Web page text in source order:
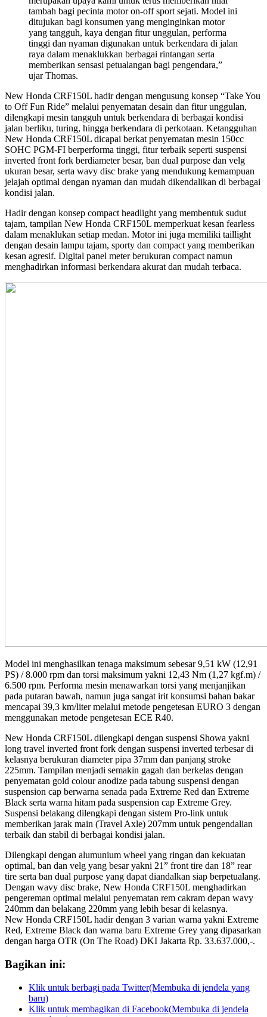
tambah bagi pecinta motor on-off sport sejati. Model ini
ditujukan bagi konsumen yang menginginkan motor
yang tangguh, kaya dengan fitur unggulan, performa
tinggi dan nyaman digunakan untuk berkendara di jalan
raya dalam menaklukkan berbagai rintangan serta
memberikan sensasi petualangan bagi pengendara,”
ujar Thomas.
New Honda CRF150L hadir dengan mengusung konsep “Take You
to Off Fun Ride” melalui penyematan desain dan fitur unggulan,
dilengkapi mesin tangguh untuk berkendara di berbagai kondisi
jalan berliku, turing, hingga berkendara di perkotaan. Ketangguhan
New Honda CRF150L dicapai berkat penyematan mesin 150cc
SOHC PGM-FI berperforma tinggi, fitur terbaik seperti suspensi
inverted front fork berdiameter besar, ban dual purpose dan velg
ukuran besar, serta wavy disc brake yang mendukung kemampuan
jelajah optimal dengan nyaman dan mudah dikendalikan di berbagai
kondisi jalan.
Hadir dengan konsep compact headlight yang membentuk sudut
tajam, tampilan New Honda CRF150L memperkuat kesan fearless
dalam menaklukan setiap medan. Motor ini juga memiliki taillight
dengan desain lampu tajam, sporty dan compact yang memberikan
kesan agresif. Digital panel meter berukuran compact namun
menghadirkan informasi berkendara akurat dan mudah terbaca.
Model ini menghasilkan tenaga maksimum sebesar 9,51 kW (12,91
PS) / 8.000 rpm dan torsi maksimum yakni 12,43 Nm (1,27 kgf.m) /
6.500 rpm. Performa mesin menawarkan torsi yang menjanjikan
pada putaran bawah, namun juga sangat irit konsumsi bahan bakar
mencapai 39,3 km/liter melalui metode pengetesan EURO 3 dengan
menggunakan metode pengetesan ECE R40.
New Honda CRF150L dilengkapi dengan suspensi Showa yakni
long travel inverted front fork dengan suspensi inverted terbesar di
kelasnya berukuran diameter pipa 37mm dan panjang stroke
225mm. Tampilan menjadi semakin gagah dan berkelas dengan
penyematan gold colour anodize pada tabung suspensi dengan
suspension cap berwarna senada pada Extreme Red dan Extreme
Black serta warna hitam pada suspension cap Extreme Grey.
Suspensi belakang dilengkapi dengan sistem Pro-link untuk
memberikan jarak main (Travel Axle) 207mm untuk pengendalian
terbaik dan stabil di berbagai kondisi jalan.
Dilengkapi dengan alumunium wheel yang ringan dan kekuatan
optimal, ban dan velg yang besar yakni 21” front tire dan 18” rear
tire serta ban dual purpose yang dapat diandalkan siap berpetualang.
Dengan wavy disc brake, New Honda CRF150L menghadirkan
pengereman optimal melalui penyematan rem cakram depan wavy
240mm dan belakang 220mm yang lebih besar di kelasnya.
New Honda CRF150L hadir dengan 3 varian warna yakni Extreme
Red, Extreme Black dan warna baru Extreme Grey yang dipasarkan
dengan harga OTR (On The Road) DKI Jakarta Rp. 33.637.000,-.
Bagikan ini:
Klik untuk berbagi pada Twitter(Membuka di jendela yang
baru)
Klik untuk membagikan di Facebook(Membuka di jendela